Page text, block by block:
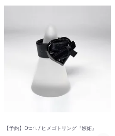
【予約】Otori. / ヒメゴトリング『嫉妬』